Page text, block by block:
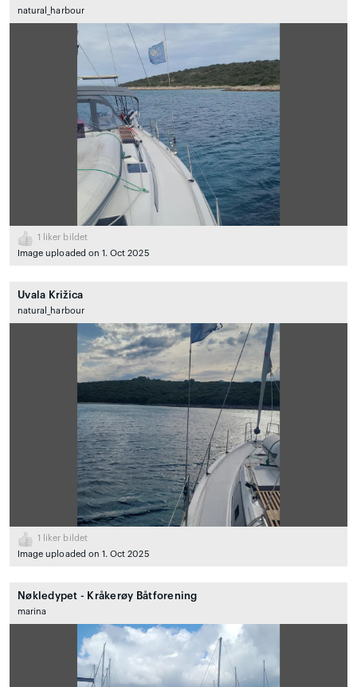
natural_harbour
1
liker bildet
Image uploaded on 1. Oct 2025
Uvala Križica
natural_harbour
1
liker bildet
Image uploaded on 1. Oct 2025
Nøkledypet - Kråkerøy Båtforening
marina